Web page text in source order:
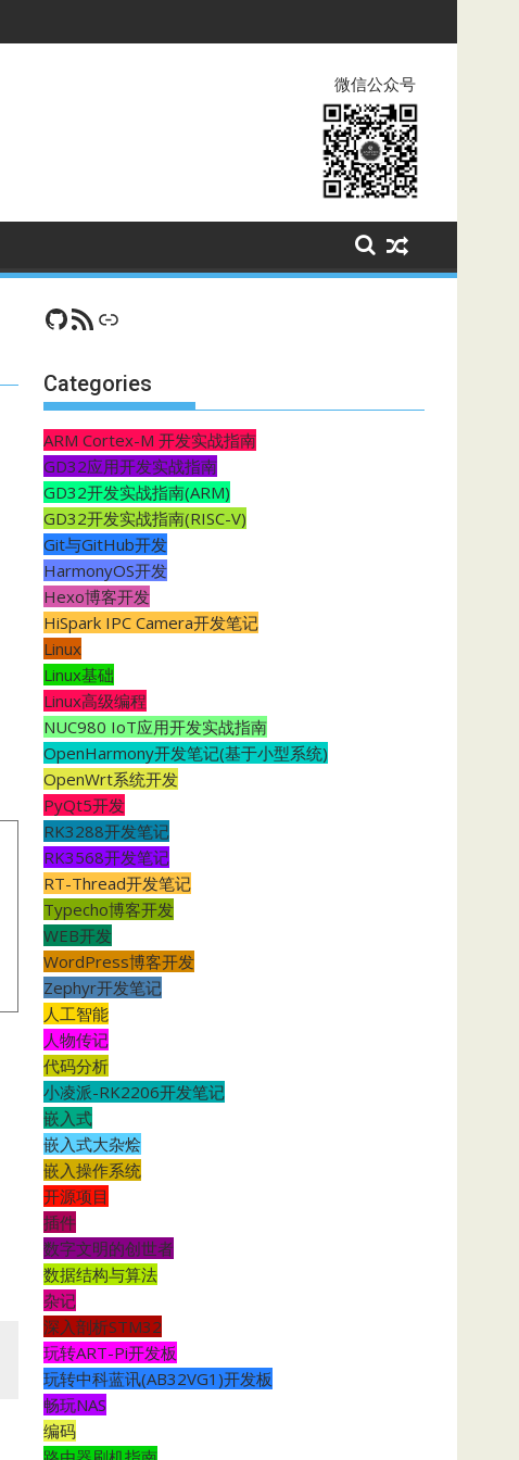
微信公众号
GitHub
RSS FeedCSDN
Categories
ARM Cortex-M 开发实战指南
GD32应用开发实战指南
GD32开发实战指南(ARM)
GD32开发实战指南(RISC-V)
Git与GitHub开发
HarmonyOS开发
Hexo博客开发
HiSpark IPC Camera开发笔记
Linux
Linux基础
Linux高级编程
NUC980 IoT应用开发实战指南
OpenHarmony开发笔记(基于小型系统)
OpenWrt系统开发
PyQt5开发
RK3288开发笔记
RK3568开发笔记
RT-Thread开发笔记
Typecho博客开发
WEB开发
WordPress博客开发
Zephyr开发笔记
人工智能
人物传记
代码分析
小凌派-RK2206开发笔记
嵌入式
嵌入式大杂烩
嵌入操作系统
开源项目
插件
数字文明的创世者
数据结构与算法
杂记
深入剖析STM32
玩转ART-Pi开发板
玩转中科蓝讯(AB32VG1)开发板
畅玩NAS
编码